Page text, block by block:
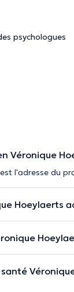
psychologues
Véronique
l'adresse du
Hoeylaerts